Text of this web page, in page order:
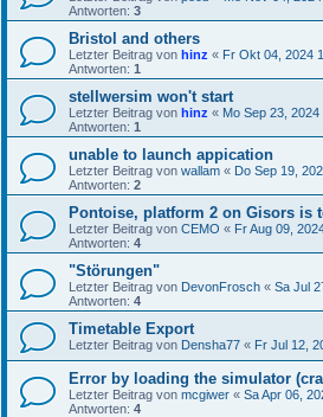
Antworten: 3
Bristol and others
Letzter Beitrag von hinz « Fr Okt 04, 2024
Antworten: 1
stellwersim won't start
Letzter Beitrag von hinz « Mo Sep 23, 2024
Antworten: 1
unable to launch appication
Letzter Beitrag von wallam « Do Sep 19,
Antworten: 2
Pontoise, platform 2 on Gisors is
Letzter Beitrag von CEMO « Fr Aug 09,
Antworten: 4
"Störungen"
Letzter Beitrag von DevonFrosch « Sa Jul
Antworten: 4
Timetable Export
Letzter Beitrag von Densha77 « Fr Jul 12,
Error by loading the simulator
Letzter Beitrag von mcgiwer « Sa Apr 06,
Antworten: 4